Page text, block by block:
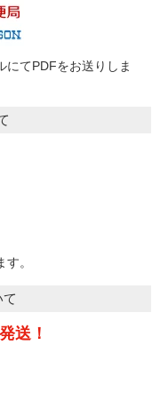
にてPDFをお送りしま
。
送！